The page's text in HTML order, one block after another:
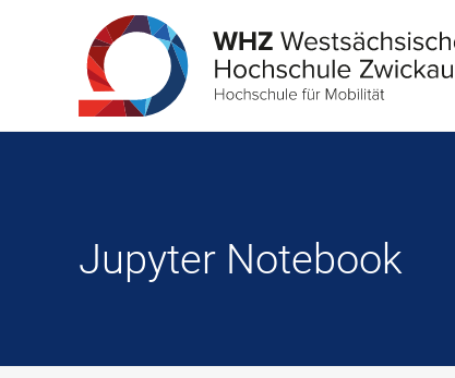
Jupyter Notebook